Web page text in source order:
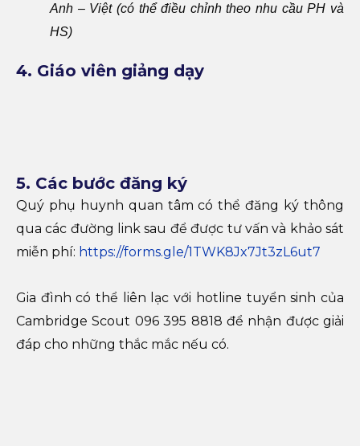
Anh – Việt (có thể điều chỉnh theo nhu cầu PH và
HS)
4. Giáo viên giảng dạy
5. Các bước đăng ký
Quý phụ huynh quan tâm có thể đăng ký thông
qua các đường link sau để được tư vấn và khảo sát
miễn phí: https://forms.gle/1TWK8Jx7Jt3zL6ut7
Gia đình có thể liên lạc với hotline tuyển sinh của
Cambridge Scout 096 395 8818 để nhận được giải
đáp cho những thắc mắc nếu có.